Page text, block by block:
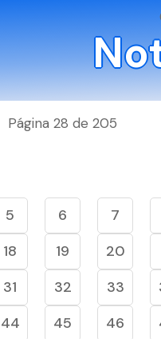
Página 28 de 205
5 6 7
18 19 20
31 32 33
44 45 46